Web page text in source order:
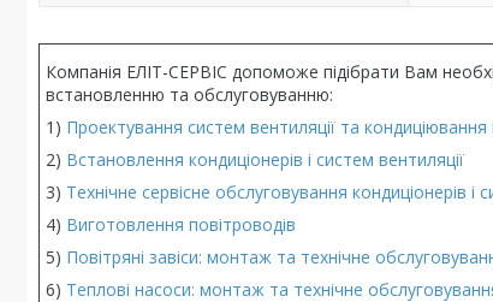
Компанія ЕЛІТ-СЕРВІС допоможе підібрати Вам
встановленню та обслуговуванню:
1) Проектування систем вентиляції та
2) Встановлення кондиціонерів і систем вентиляції
3) Технічне сервісне обслуговування кондиціонерів і
4) Виготовлення повітроводів
5) Повітряні завіси: монтаж та технічне
6) Теплові насоси: монтаж та технічне